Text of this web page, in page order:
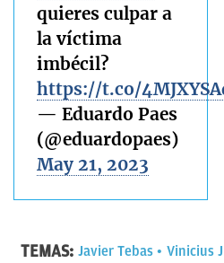
quieres culpar a
la víctima
imbécil?
https://t.co/
— Eduardo Paes
(@eduardopaes)
May 21, 2023
TEMAS: Javier Tebas Vinicius